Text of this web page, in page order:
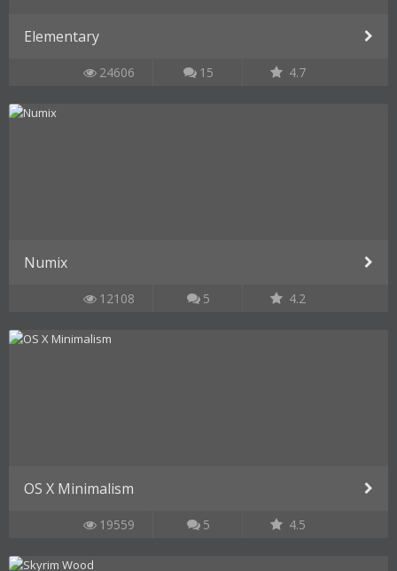
Elementary
24606 15 4.7
Numix
12108 5 4.2
OS X Minimalism
19559 5 4.5